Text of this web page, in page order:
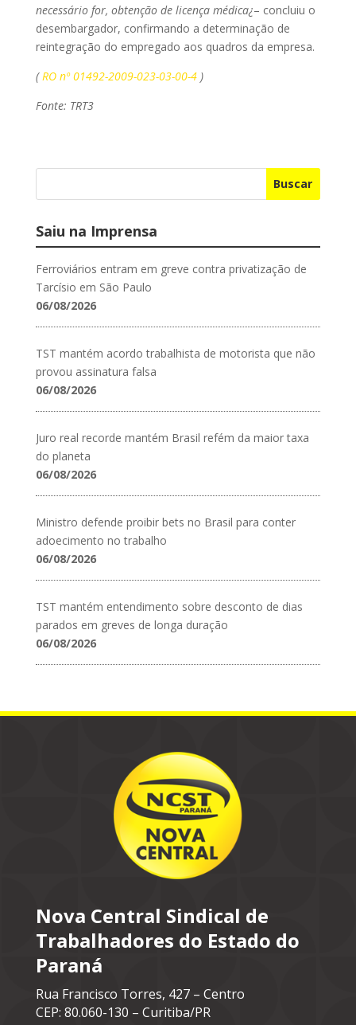
necessário for, obtenção de licença médica¿– concluiu o
desembargador, confirmando a determinação de
reintegração do empregado aos quadros da empresa.
(RO nº 01492-2009-023-03-00-4)
Fonte: TRT3
Buscar
Saiu na Imprensa
Ferroviários entram em greve contra privatização de
Tarcísio em São Paulo
06/08/2026
TST mantém acordo trabalhista de motorista que não
provou assinatura falsa
06/08/2026
Juro real recorde mantém Brasil refém da maior taxa
do planeta
06/08/2026
Ministro defende proibir bets no Brasil para conter
adoecimento no trabalho
06/08/2026
TST mantém entendimento sobre desconto de dias
parados em greves de longa duração
06/08/2026
Nova Central Sindical de
Trabalhadores do Estado do
Paraná
Rua Francisco Torres, 427 – Centro
CEP: 80.060-130 – Curitiba/PR